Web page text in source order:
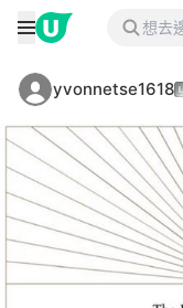
yvonnetse1618